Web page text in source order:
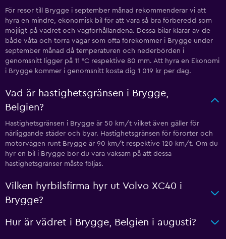
För resor till Brygge i september månad rekommenderar vi att
hyra en mindre, ekonomisk bil för att vara så bra förberedd som
möjligt på vädret och vägförhållandena. Dessa bilar klarar av de
både våta och torra vägar som ofta förekommer i Brygge under
september månad då temperaturen och nederbörden i
genomsnitt ligger på 11 °C respektive 80 mm. Att hyra en Ekonomi
i Brygge kommer i genomsnitt kosta dig 1 019 kr per dag.
Vad är hastighetsgränsen i Brygge,
Belgien?
Hastighetsgränsen i Brygge är 50 km/t vilket även gäller för
närliggande städer och byar. Hastighetsgränsen för förorter och
motorvägen runt Brygge är 90 km/t respektive 120 km/t. Om du
hyr en bil i Brygge bör du vara vaksam på att dessa
hastighetsgränser måste följas.
Vilken hyrbilsfirma hyr ut Volvo XC40 i
Brygge?
Hur är vädret i Brygge, Belgien i augusti?